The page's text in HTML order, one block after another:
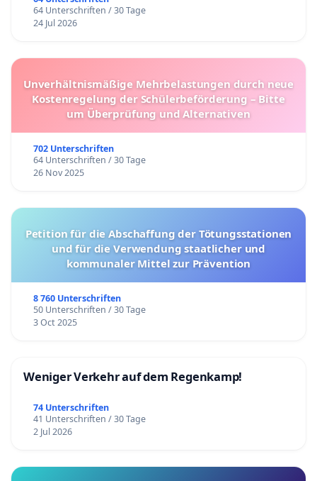
64 Unterschriften / 30 Tage
24 Jul 2026
Unverhältnismäßige Mehrbelastungen durch neue
Kostenregelung der Schülerbeförderung – Bitte
um Überprüfung und Alternativen
702 Unterschriften
64 Unterschriften / 30 Tage
26 Nov 2025
Petition für die Abschaffung der Tötungsstationen
und für die Verwendung staatlicher und
kommunaler Mittel zur Prävention
8 760 Unterschriften
50 Unterschriften / 30 Tage
3 Oct 2025
Weniger Verkehr auf dem Regenkamp!
74 Unterschriften
41 Unterschriften / 30 Tage
2 Jul 2026